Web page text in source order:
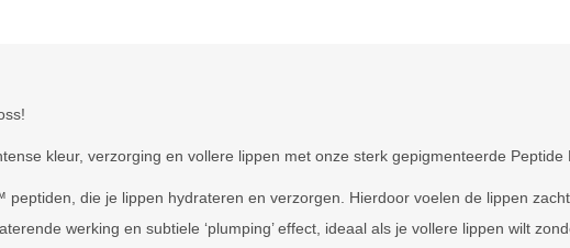
kleur, verzorging en vollere lippen met onze sterk gepigmenteerde Peptide
die je lippen hydrateren en verzorgen. Hierdoor voelen de lippen
werking en subtiele ‘plumping’ effect, ideaal als je vollere lippen wilt